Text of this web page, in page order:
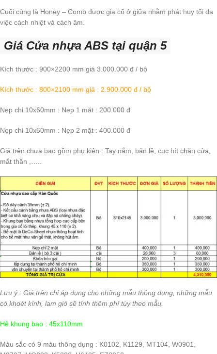
Cuối cùng là Honey – Comb được gia cố ở giữa nhằm phát huy tối đa
việc cách nhiệt và cách âm.
Giá Cửa nhựa ABS tại quận 5
Kích thước : 900×2200 mm giá 3.000.000 đ / bộ
Kích thước : 800×2100 mm giá : 2.900.000 đ / bộ
Nẹp chỉ 10x60mm : Nẹp 1 mặt : 200.000 đ
Nẹp chỉ 10x60mm : Nẹp 2 mặt : 400.000 đ
Giá trên chưa bao gồm phụ kiện : Tay nắm, bản lề, cục hít chặn cửa,
mắt thần ,…..
Lưu ý : Giá trên chỉ áp dụng cho những mẫu thông dụng, những mẫu
có khoét kính, lam gió sẽ tính thêm phí tùy theo mẫu.
Hệ khung bao : 45x110mm
Màu sắc có 9 màu thông dụng : K0102, K1129, MT104, W0901,